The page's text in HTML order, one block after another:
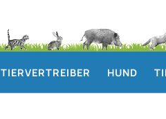
TIERVERTREIBER HUND